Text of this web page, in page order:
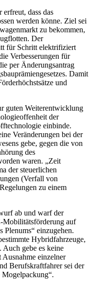
dass das
werden könne. Ziel sei
zu bekommen,
Der
für Schritt elektrifiziert
Verbesserungen für
per Änderungsantrag
Damit
und
guten Weiterentwicklung
der
einbinde.
Veränderungen bei der
gebe, gegen die von
des
waren. „Zeit
der steuerlichen
(Verfall von
zu einem
ab und warf der
auf
Plenums“ einzugehen.
Hybridfahrzeuge,
Auch gebe es keine
einzelner
Berufskraftfahrer sei der